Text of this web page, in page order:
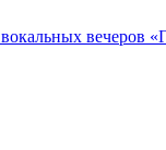
вечеров